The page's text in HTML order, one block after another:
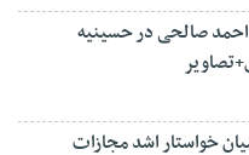
احمد صالحی‌ در حسینیه
خواستار اشد مجازات